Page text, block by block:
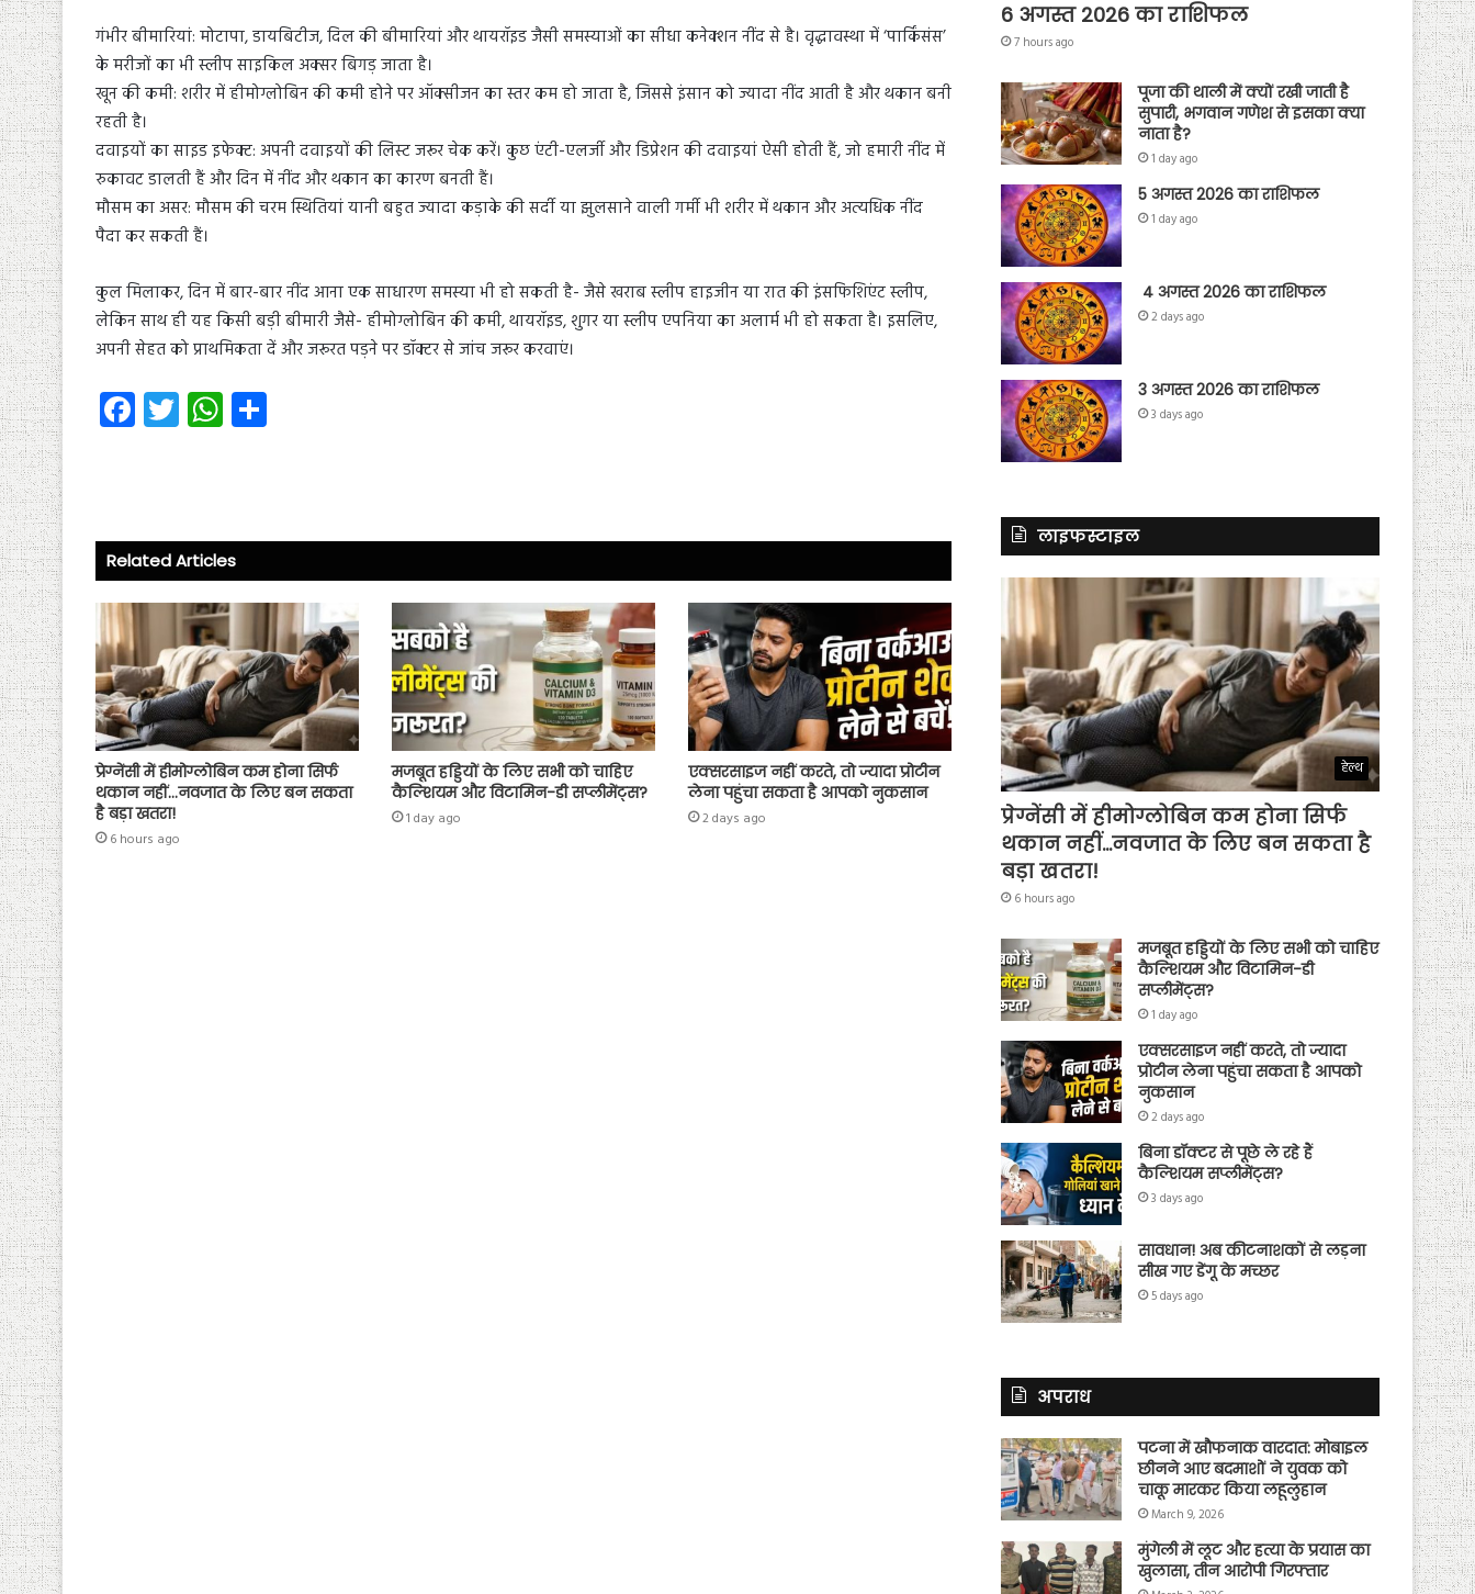
गंभीर बीमारियां: मोटापा, डायबिटीज, दिल की बीमारियां और थायरॉइड जैसी समस्याओं का सीधा कनेक्शन नींद से है। वृद्धावस्था में ‘पार्किंसंस’
के मरीजों का भी स्लीप साइकिल अक्सर बिगड़ जाता है।
खून की कमी: शरीर में हीमोग्लोबिन की कमी होने पर ऑक्सीजन का स्तर कम हो जाता है, जिससे इंसान को ज्यादा नींद आती है और थकान बनी
रहती है।
दवाइयों का साइड इफेक्ट: अपनी दवाइयों की लिस्ट जरूर चेक करें। कुछ एंटी-एलर्जी और डिप्रेशन की दवाइयां ऐसी होती हैं, जो हमारी नींद में
रुकावट डालती हैं और दिन में नींद और थकान का कारण बनती हैं।
मौसम का असर: मौसम की चरम स्थितियां यानी बहुत ज्यादा कड़ाके की सर्दी या झुलसाने वाली गर्मी भी शरीर में थकान और अत्यधिक नींद
पैदा कर सकती हैं।
कुल मिलाकर, दिन में बार-बार नींद आना एक साधारण समस्या भी हो सकती है- जैसे खराब स्लीप हाइजीन या रात की इंसफिशिएंट स्लीप,
लेकिन साथ ही यह किसी बड़ी बीमारी जैसे- हीमोग्लोबिन की कमी, थायरॉइड, शुगर या स्लीप एपनिया का अलार्म भी हो सकता है। इसलिए,
अपनी सेहत को प्राथमिकता दें और जरूरत पड़ने पर डॉक्टर से जांच जरूर करवाएं।
Fa
ce
ok
T
wi
W
ha
p
p
Related Articles
प्रेग्नेंसी में हीमोग्लोबिन कम होना सिर्फ
थकान नहीं…नवजात के लिए बन सकता
है बड़ा खतरा!
6 hours ago
मजबूत हड्डियों के लिए सभी को चाहिए
कैल्शियम और विटामिन-डी सप्लीमेंट्स?
1 day ago
एक्सरसाइज नहीं करते, तो ज्यादा प्रोटीन
लेना पहुंचा सकता है आपको नुकसान
2 days ago
6 अगस्त 2026 का राशिफल
7 hours ago
पूजा की थाली में क्यों रखी जाती है
सुपारी, भगवान गणेश से इसका क्या
नाता है?
1 day ago
5 अगस्त 2026 का राशिफल
1 day ago
4 अगस्त 2026 का राशिफल
2 days ago
3 अगस्त 2026 का राशिफल
3 days ago
लाइफस्टाइल
हेल्थ
प्रेग्नेंसी में हीमोग्लोबिन कम होना सिर्फ
थकान नहीं…नवजात के लिए बन सकता है
बड़ा खतरा!
6 hours ago
मजबूत हड्डियों के लिए सभी को चाहिए
कैल्शियम और विटामिन-डी
सप्लीमेंट्स?
1 day ago
एक्सरसाइज नहीं करते, तो ज्यादा
प्रोटीन लेना पहुंचा सकता है आपको
नुकसान
2 days ago
बिना डॉक्टर से पूछे ले रहे हैं
कैल्शियम सप्लीमेंट्स?
3 days ago
सावधान! अब कीटनाशकों से लड़ना
सीख गए डेंगू के मच्छर
5 days ago
अपराध
पटना में खौफनाक वारदात: मोबाइल
छीनने आए बदमाशों ने युवक को
चाकू मारकर किया लहूलुहान
March 9, 2026
मुंगेली में लूट और हत्या के प्रयास का
खुलासा, तीन आरोपी गिरफ्तार